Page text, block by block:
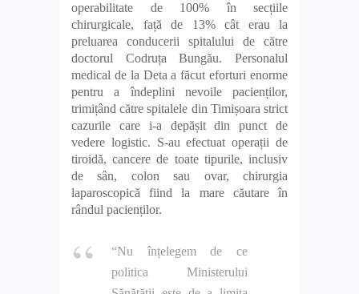
operabilitate de 100% în secțiile
chirurgicale, față de 13% cât erau la
preluarea conducerii spitalului de către
doctorul Codruța Bungău. Personalul
medical de la Deta a făcut eforturi enorme
pentru a îndeplini nevoile pacienților,
trimițând către spitalele din Timișoara strict
cazurile care i-a depășit din punct de
vedere logistic. S-au efectuat operații de
tiroidă, cancere de toate tipurile, inclusiv
de sân, colon sau ovar, chirurgia
laparoscopică fiind la mare căutare în
rândul pacienților.
“Nu înțelegem de ce
politica Ministerului